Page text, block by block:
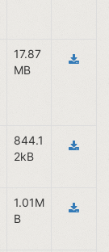
17.87
MB
844.1
2kB
1.01M
B